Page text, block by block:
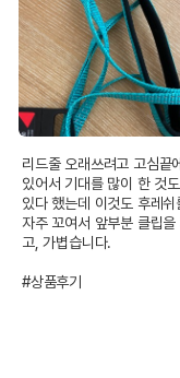
리드줄 오래쓰려고 고심끝
있어서 기대를 많이 한 것
있다 했는데 이것도 후레
자주 꼬여서 앞부분 클립
고, 가볍습니다.
#상품후기